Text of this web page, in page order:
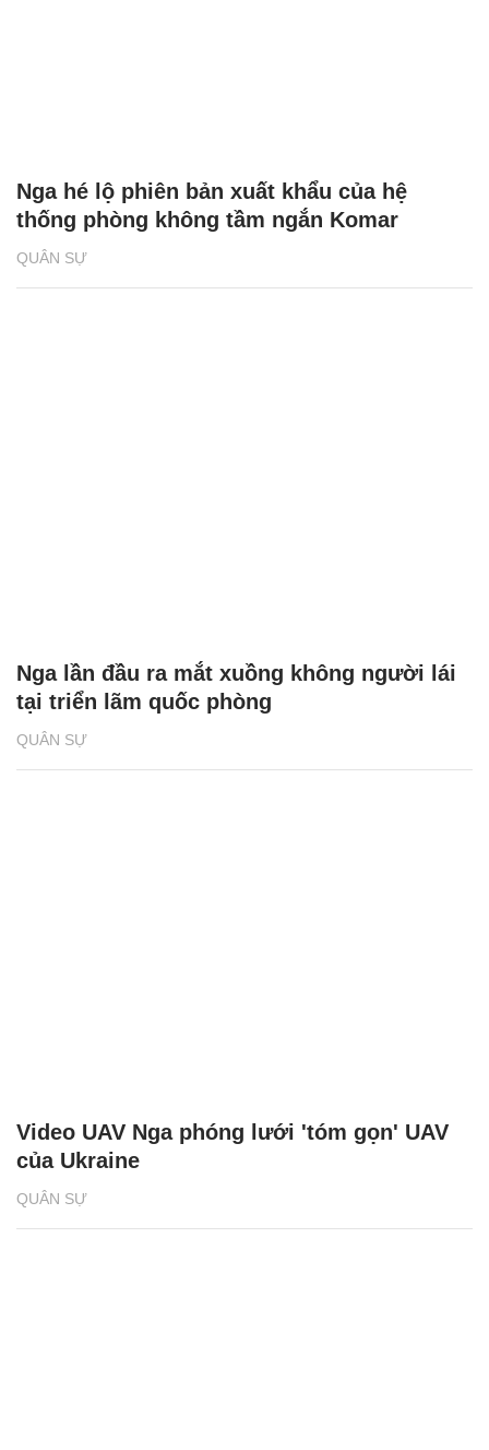
QUÂN SỰ
Nga hé lộ phiên bản xuất khẩu của hệ
thống phòng không tầm ngắn Komar
QUÂN SỰ
Nga lần đầu ra mắt xuồng không người lái
tại triển lãm quốc phòng
QUÂN SỰ
Video UAV Nga phóng lưới 'tóm gọn' UAV
của Ukraine